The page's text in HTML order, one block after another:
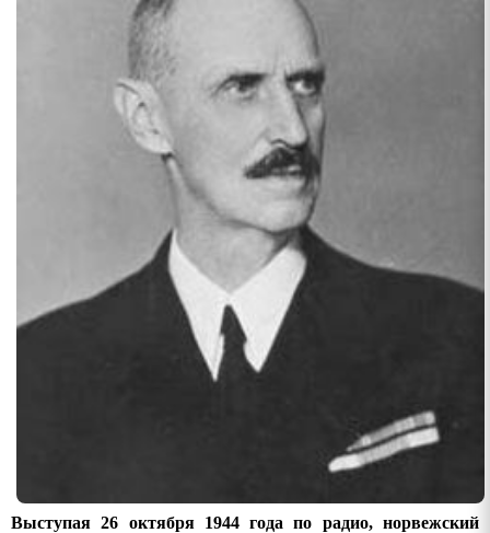
Выступая 26 октября 1944 года по радио, норвежский